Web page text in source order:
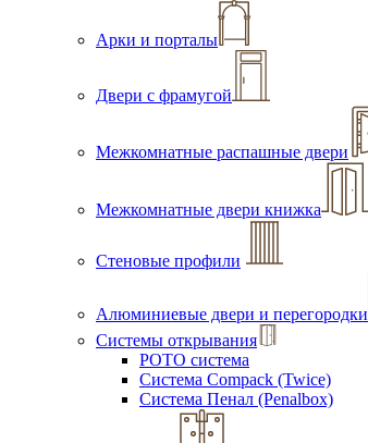
Арки и порталы
Двери с фрамугой
Межкомнатные распашные двери
Межкомнатные двери книжка
Стеновые профили
Алюминиевые двери и перегородки
Системы открывания
РОТО система
Система Compack (Twice)
Система Пенал (Penalbox)